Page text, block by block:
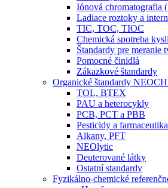
Iónová chromatografia
Ladiace roztoky a
TIC, TOC, TIOC
Chemická spotreba
Štandardy pre meranie
Pomocné činidlá
Zákazkové štandardy
Organické štandardy
TOL, BTEX
PAU a heterocykly
PCB, PCT a PBB
Pesticidy a farmaceutika
Alkany, PFT
NEOlytic
Deuterované látky
Ostatní standardy
Fyzikálno-chemické